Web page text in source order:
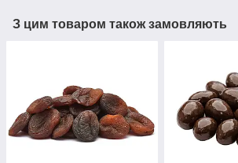
З цим товаром також замовляють